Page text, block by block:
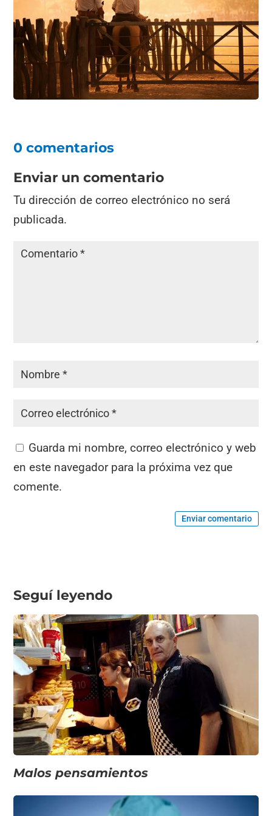
0 comentarios
Enviar un comentario
Tu dirección de correo electrónico no será
publicada.
Guarda mi nombre, correo electrónico y web
en este navegador para la próxima vez que
comente.
Enviar comentario
Seguí leyendo
Malos pensamientos